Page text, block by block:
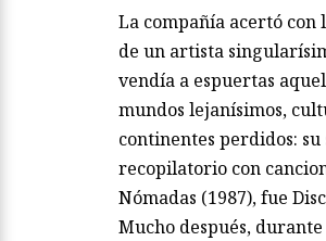
La compañía acertó
de un artista
vendía a espuertas
mundos lejanísimos,
continentes perdidos: su
recopilatorio con
Nómadas (1987), fue
Mucho después,